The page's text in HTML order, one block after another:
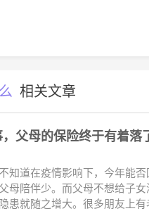
相关文章
父母的保险终于有着落
知道在疫情影响下，今年能
母陪伴少。而父母不想给子
患就随之增大。很多朋友上